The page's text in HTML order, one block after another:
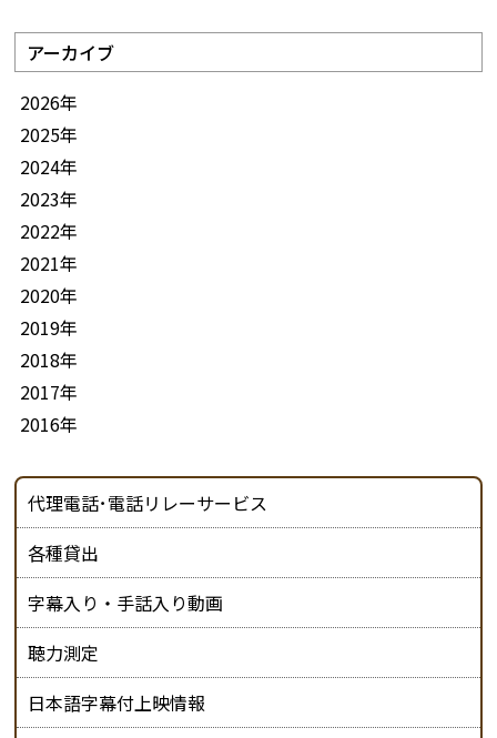
アーカイブ
2026年
2025年
2024年
2023年
2022年
2021年
2020年
2019年
2018年
2017年
2016年
代理電話･電話リレーサービス
各種貸出
字幕入り・手話入り動画
聴力測定
日本語字幕付上映情報